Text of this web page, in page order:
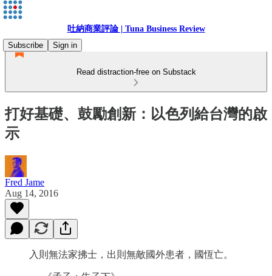
吐納商業評論 | Tuna Business Review
Subscribe
Sign in
Read distraction-free on Substack
打好基礎、鼓勵創新：以色列給台灣的啟
示
Fred Jame
Aug 14, 2016
入則無法家拂士，出則無敵國外患者，國恆亡。